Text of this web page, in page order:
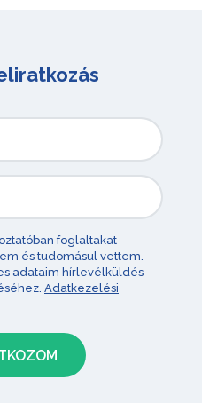
foglaltakat
és tudomásul vettem.
adataim hírlevélküldés
Adatkezelési